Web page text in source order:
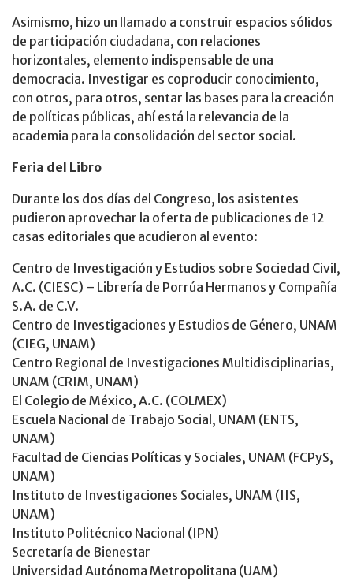
Asimismo, hizo un llamado a construir espacios sólidos
de participación ciudadana, con relaciones
horizontales, elemento indispensable de una
democracia. Investigar es coproducir conocimiento,
con otros, para otros, sentar las bases para la creación
de políticas públicas, ahí está la relevancia de la
academia para la consolidación del sector social.
Feria del Libro
Durante los dos días del Congreso, los asistentes
pudieron aprovechar la oferta de publicaciones de 12
casas editoriales que acudieron al evento:
Centro de Investigación y Estudios sobre Sociedad Civil,
A.C. (CIESC) – Librería de Porrúa Hermanos y Compañía
S.A. de C.V.
Centro de Investigaciones y Estudios de Género, UNAM
(CIEG, UNAM)
Centro Regional de Investigaciones Multidisciplinarias,
UNAM (CRIM, UNAM)
El Colegio de México, A.C. (COLMEX)
Escuela Nacional de Trabajo Social, UNAM (ENTS,
UNAM)
Facultad de Ciencias Políticas y Sociales, UNAM (FCPyS,
UNAM)
Instituto de Investigaciones Sociales, UNAM (IIS,
UNAM)
Instituto Politécnico Nacional (IPN)
Secretaría de Bienestar
Universidad Autónoma Metropolitana (UAM)